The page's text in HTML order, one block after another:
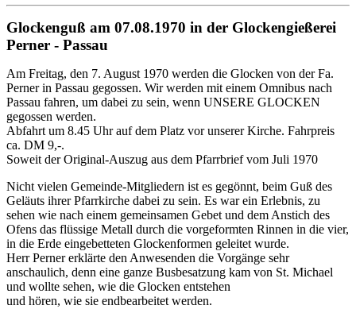
Glockenguß am 07.08.1970 in der Glockengießerei
Perner - Passau
Am Freitag, den 7. August 1970 werden die Glocken von der Fa.
Perner in Passau gegossen. Wir werden mit einem Omnibus nach
Passau fahren, um dabei zu sein, wenn UNSERE GLOCKEN
gegossen werden.
Abfahrt um 8.45 Uhr auf dem Platz vor unserer Kirche. Fahrpreis
ca. DM 9,-.
Soweit der Original-Auszug aus dem Pfarrbrief vom Juli 1970
Nicht vielen Gemeinde-Mitgliedern ist es gegönnt, beim Guß des
Geläuts ihrer Pfarrkirche dabei zu sein. Es war ein Erlebnis, zu
sehen wie nach einem gemeinsamen Gebet und dem Anstich des
Ofens das flüssige Metall durch die vorgeformten Rinnen in die vier,
in die Erde eingebetteten Glockenformen geleitet wurde.
Herr Perner erklärte den Anwesenden die Vorgänge sehr
anschaulich, denn eine ganze Busbesatzung kam von St. Michael
und wollte sehen, wie die Glocken entstehen
und hören, wie sie endbearbeitet werden.